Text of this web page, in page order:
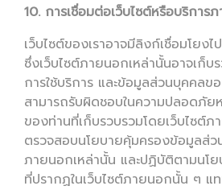
10. การเชื่อมต่อเว็บไซต์หรือบริการ
เว็บไซต์ของเราอาจมีลิงก์เชื่อมโยง
ซึ่งเว็บไซต์ภายนอกเหล่านั้นอาจเก็
การใช้บริการ และข้อมูลส่วนบุคคลข
สามารถรับผิดชอบในความปลอดภัย
ของท่านที่เก็บรวบรวมโดยเว็บไซต์
ตรวจสอบนโยบายคุ้มครองข้อมูลส่ว
ภายนอกเหล่านั้น และปฏิบัติตามนโ
ที่ปรากฏในเว็บไซต์ภายนอกนั้น ๆ แ